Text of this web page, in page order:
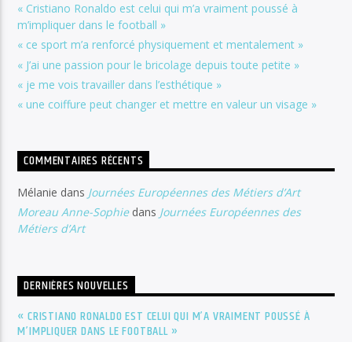
« Cristiano Ronaldo est celui qui m’a vraiment poussé à
m’impliquer dans le football »
« ce sport m’a renforcé physiquement et mentalement »
« J’ai une passion pour le bricolage depuis toute petite »
« je me vois travailler dans l’esthétique »
« une coiffure peut changer et mettre en valeur un visage »
COMMENTAIRES RÉCENTS
Mélanie dans Journées Européennes des Métiers d’Art
Moreau Anne-Sophiedans Journées Européennes des
Métiers d’Art
DERNIÈRES NOUVELLES
« CRISTIANO RONALDO EST CELUI QUI M’A VRAIMENT POUSSÉ À
M’IMPLIQUER DANS LE FOOTBALL »